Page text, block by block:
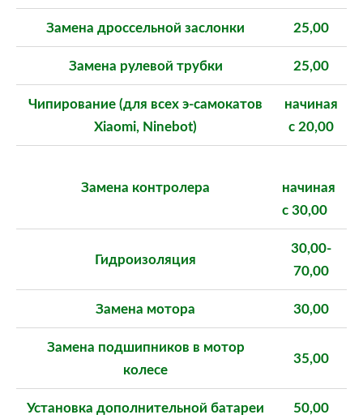
Замена дроссельной заслонки 25,00
Замена рулевой трубки 25,00
Чипирование (для всех э-самокатов
Xiaomi, Ninebot)
начиная
с20,00
Замена контролера
начиная
с 30,00
Гидроизоляция
30,00-
70,00
Замена мотора 30,00
Замена подшипников в мотор
колесе
35,00
Установка дополнительной батареи 50,00